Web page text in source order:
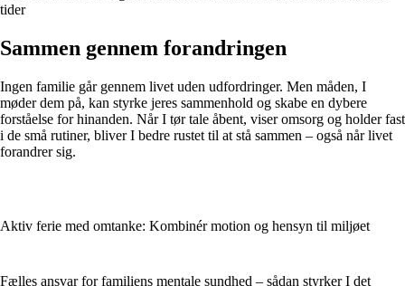
tider
Sammen gennem forandringen
Ingen familie går gennem livet uden udfordringer. Men måden, I
møder dem på, kan styrke jeres sammenhold og skabe en dybere
forståelse for hinanden. Når I tør tale åbent, viser omsorg og holder fast
i de små rutiner, bliver I bedre rustet til at stå sammen – også når livet
forandrer sig.
Aktiv ferie med omtanke: Kombinér motion og hensyn til miljøet
Fælles ansvar for familiens mentale sundhed – sådan styrker I det